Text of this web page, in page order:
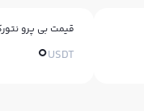
قیمت بی پرو
0USDT